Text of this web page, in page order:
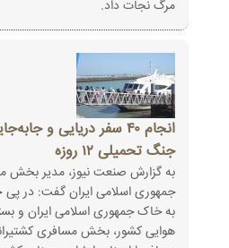
مرگ نجات داد.
جنگ تحمیلی ۱۲ روزه
به گزارش صنعت نیوز، مدیر بخش
جمهوری اسلامی ایران گفت: در پی
به خاک جمهوری اسلامی ایران و
هوایی کشور، بخش مسافری